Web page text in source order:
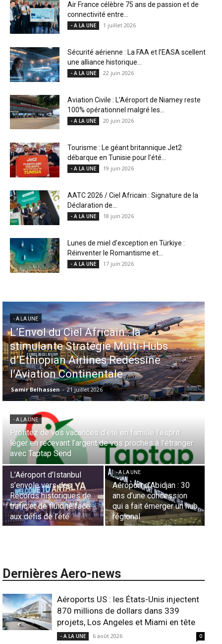
Air France célèbre 75 ans de passion et de
connectivité entre...
- A LA UNE 1 juillet 2026
Sécurité aérienne : La FAA et l’EASA scellent
une alliance historique...
- A LA UNE 22 juin 2026
Aviation Civile : L’Aéroport de Niamey reste
100% opérationnel malgré les...
- A LA UNE 20 juin 2026
Tourisme : Le géant britannique Jet2
débarque en Tunisie pour l’été...
- A LA UNE 19 juin 2026
AATC 2026 / Ciel Africain : Signature de la
Déclaration de...
- A LA UNE 18 juin 2026
Lunes de miel d’exception en Türkiye :
Réinventer le Romantisme et...
- A LA UNE 17 juin 2026
- A LA UNE
Aéroports US : les États-Unis
injectent 870 millions de dollars
dans 339 projets, Los Angeles et
Miami en tête
Samir Belhassen - 6 août 2026
- A LA UNE
Aérien & Stratégie : Comment Royal Air Maroc fait de
la diaspora européenne le moteur de son hub de
Casablanca
- A LA UNE
Sécurité des frontières
aériennes en Afrique :
L’appel urgent à
l’harmonisation globale
- A LA UNE
Nominations : Sadri
Essid à la tête de la
Représentation d’Air
France en Tunisie et
Lionel Rault aux
commandes de la région
ANSCO
Dernières Aero-news
Aéroports US : les États-Unis injectent
870 millions de dollars dans 339
projets, Los Angeles et Miami en tête
- A LA UNE 6 août 2026 0